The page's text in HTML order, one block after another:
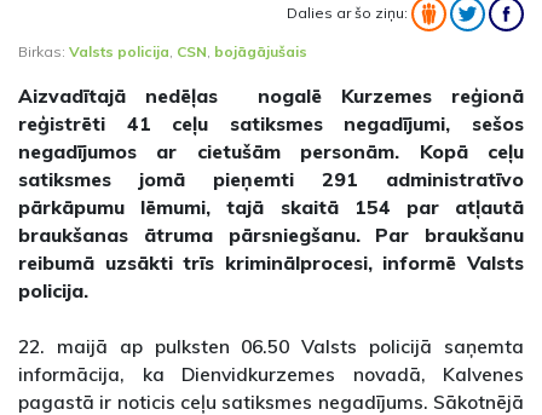
Dalies ar šo ziņu:
Birkas: Valsts policija CSN bojāgājušais
Aizvadītajā nedēļas nogalē Kurzemes reģionā
reģistrēti 41 ceļu satiksmes negadījumi, sešos
negadījumos ar cietušām personām. Kopā ceļu
satiksmes jomā pieņemti 291 administratīvo
pārkāpumu lēmumi, tajā skaitā 154 par atļautā
braukšanas ātruma pārsniegšanu. Par braukšanu
reibumā uzsākti trīs kriminālprocesi, informē Valsts
policija.
22. maijā ap pulksten 06.50 Valsts policijā saņemta
informācija, ka Dienvidkurzemes novadā, Kalvenes
pagastā ir noticis ceļu satiksmes negadījums. Sākotnējā